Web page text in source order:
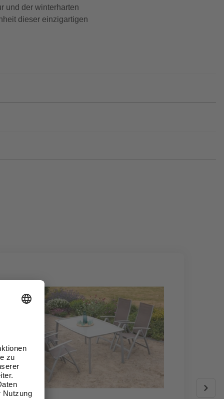
und der winterharten
dieser einzigartigen